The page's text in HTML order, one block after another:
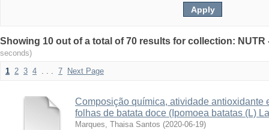
Showing 10 out of a total of 70 results for collection:
seconds)
1 2 3 4 . . . 7 Next Page
Composição química, atividade antioxidante
folhas de batata doce (Ipomoea batatas (L)
Marques, Thaisa Santos (2020-06-19)